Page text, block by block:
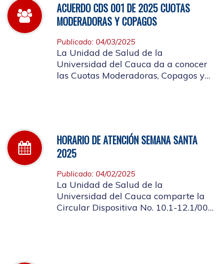
ACUERDO CDS 001 DE 2025 CUOTAS
MODERADORAS Y COPAGOS
Publicado: 04/03/2025
La Unidad de Salud de la
Universidad del Cauca da a conocer
las Cuotas Moderadoras, Copagos y
HORARIO DE ATENCIÓN SEMANA SANTA
2025
Publicado: 04/02/2025
La Unidad de Salud de la
Universidad del Cauca comparte la
Circular Dispositiva No. 10.1-12.1/002